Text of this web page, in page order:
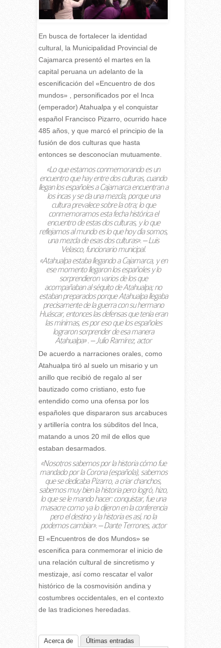
En busca de fortalecer la identidad
cultural, la Municipalidad Provincial de
Cajamarca presentó el martes en la
capital peruana un adelanto de la
escenificación del «Encuentro de dos
mundos» , personificados por el Inca
(emperador) Atahualpa y el conquistar
español Francisco Pizarro, ocurrido hace
485 años, y que marcó el principio de la
fusión de dos culturas que hasta
entonces se desconocían mutuamente.
«Lo que estamos conmemorando es un
encuentro que hay entre dos culturas, cuando
llegan los españoles a Cajamarca encuentran a
los incas y se da una mezcla, porque una
cultura prevalece sobre la otra; lo que
conmemoramos esta fecha histórica el
encuentro de estas dos culturas, y lo que
reflejamos al mundo es lo que hoy día somos,
una mezcla de esas dos culturas». – Luis
Velasco, funcionario municipal.
«Atahualpa estaba llegando a Cajamarca, y en
ese momento llegaron los españoles y lo
sorprendieron varios de los que
acompañaban al séquito de Atahualpa; no
estaban preparados porque Atahualpa llegaba
precisamente de la guerra con su hermano
Huáscar, entonces las defensas que tenía eran
las mínimas, es por eso que los españoles
lograron sorprender de esa manera
Atahualpa» . – Julio Ramírez, actor
De acuerdo a narraciones orales, como
Atahualpa tiró al suelo un misario y un
anillo que recibió de regalo al ser
bautizado como cristiano, esto fue
entendido como una ofensa por los
españoles que dispararon sus arcabuces
y artillería contra los súbditos del Inca,
matando a unos 20 mil de ellos que
estaban desarmados.
«Nosotros sabemos por la historia cómo fue
mandado por la Corona (española), sabemos
que se dedicaba Pizarro, a criar chanchos,
sabemos muy bien la historia pero logró, hizo,
lo que se le mando hacer: conquistar, fue una
masacre como ya lo dijeron en la conferencia
pero el destino y la historia es así, no la
podemos cambiar». – Dante Terrones, actor
El «Encuentros de dos Mundos» se
escenifica para conmemorar el inicio de
una relación cultural de sincretismo y
mestizaje, así como rescatar el valor
histórico de la cosmovisión andina y
costumbres occidentales, en el contexto
de las tradiciones heredadas.
Acerca de Últimas entradas